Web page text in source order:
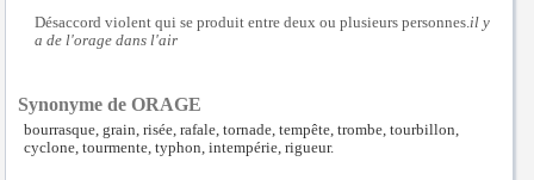
Désaccord violent qui se produit entre deux ou plusieurs personnes.il y
a de l'orage dans l'air
Synonyme de ORAGE
bourrasque, grain, risée, rafale, tornade, tempête, trombe, tourbillon,
cyclone, tourmente, typhon, intempérie, rigueur.